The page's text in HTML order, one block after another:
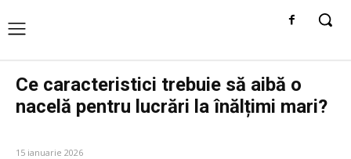
Ce caracteristici trebuie să aibă o
nacelă pentru lucrări la înălțimi mari?
15 ianuarie 2026